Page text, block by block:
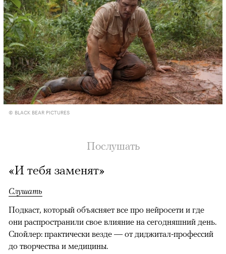
© BLACK BEAR PICTURES
Послушать
«И тебя заменят»
Слушать
Подкаст, который объясняет все про нейросети и где
они распространили свое влияние на сегодняшний день.
Спойлер: практически везде — от диджитал-профессий
до творчества и медицины.